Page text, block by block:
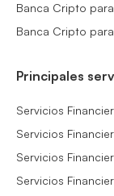
Banca Cripto
Banca Cripto
Principales
Servicios
Servicios
Servicios
Servicios